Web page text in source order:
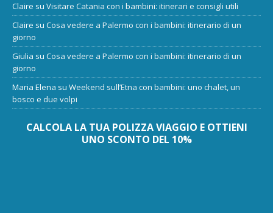
Claire su Visitare Catania con i bambini: itinerari e consigli utili
Claire su Cosa vedere a Palermo con i bambini: itinerario di un
giorno
Giulia su Cosa vedere a Palermo con i bambini: itinerario di un
giorno
Maria Elena su Weekend sull’Etna con bambini: uno chalet, un
bosco e due volpi
CALCOLA LA TUA POLIZZA VIAGGIO E OTTIENI
UNO SCONTO DEL 10%